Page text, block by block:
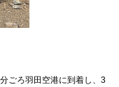
ごろ羽田空港に到着し、3